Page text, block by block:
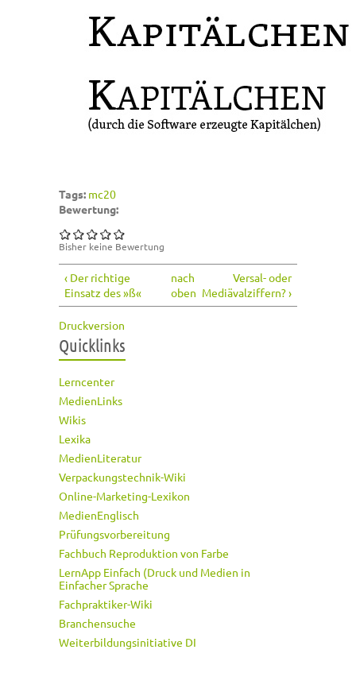
Tags: mc20
Bewertung:
Bisher keine Bewertung
‹ Der richtige
Einsatz des »ß«
nach
oben
Versal- oder
Mediävalziffern? ›
Druckversion
Quicklinks
Lerncenter
MedienLinks
Wikis
Lexika
MedienLiteratur
Verpackungstechnik-Wiki
Online-Marketing-Lexikon
MedienEnglisch
Prüfungsvorbereitung
Fachbuch Reproduktion von Farbe
LernApp Einfach (Druck und Medien in
Einfacher Sprache
Fachpraktiker-Wiki
Branchensuche
Weiterbildungsinitiative DI